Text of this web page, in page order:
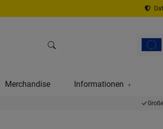
Merchandise Informationen